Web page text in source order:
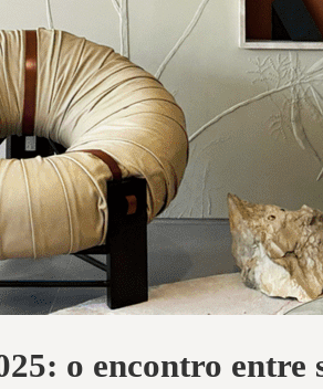
o encontro entre